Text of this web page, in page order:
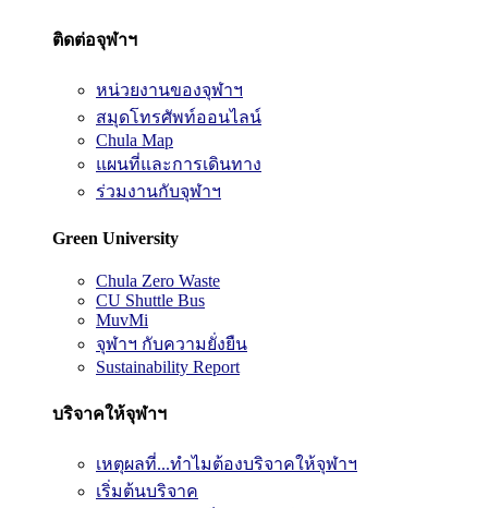
ติดต่อจุฬาฯ
หน่วยงานของจุฬาฯ
สมุดโทรศัพท์ออนไลน์
Chula Map
แผนที่และการเดินทาง
ร่วมงานกับจุฬาฯ
Green University
Chula Zero Waste
CU Shuttle Bus
MuvMi
จุฬาฯ กับความยั่งยืน
Sustainability Report
บริจาคให้จุฬาฯ
เหตุผลที่...ทำไมต้องบริจาคให้จุฬาฯ
เริ่มต้นบริจาค